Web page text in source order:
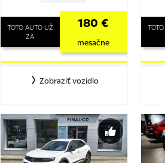
TOTO AUTO UŽ
ZA
180 €
mesačne
Zobraziť vozidlo